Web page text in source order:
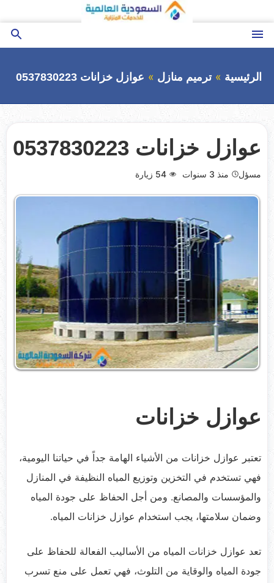
إلى
المحتوى
القائمة
بحث
الرئيسية ترميم منازل عوازل خزانات 0537830223
عوازل خزانات 0537830223
مسؤل منذ 3 سنوات 54 زيارة
عوازل خزانات
تعتبر عوازل خزانات من الأشياء الهامة جداً في حياتنا اليومية،
فهي تستخدم في التخزين وتوزيع المياه النظيفة في المنازل
والمؤسسات والمصانع. ومن أجل الحفاظ على جودة المياه
وضمان سلامتها، يجب استخدام عوازل خزانات المياه.
تعد عوازل خزانات المياه من الأساليب الفعالة للحفاظ على
جودة المياه والوقاية من التلوث، فهي تعمل على منع تسرب